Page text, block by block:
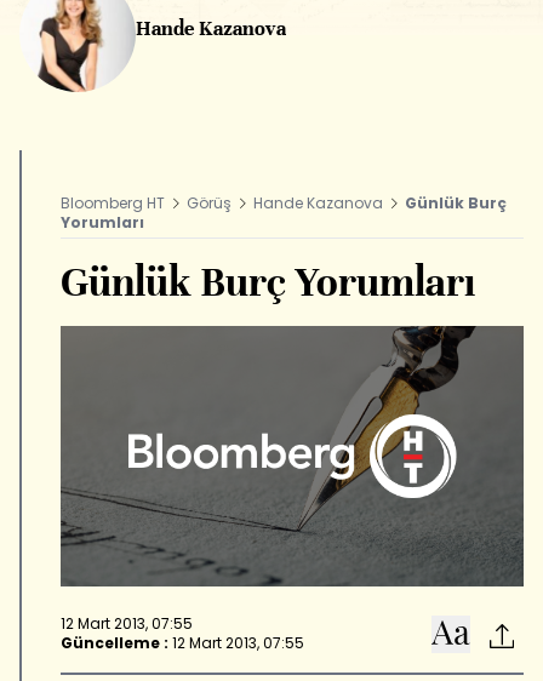
Hande Kazanova
Bloomberg HT Görüş Hande Kazanova
Günlük Burç
Yorumları
Günlük Burç Yorumları
12 Mart 2013, 07:55
Güncelleme : 12 Mart 2013, 07:55